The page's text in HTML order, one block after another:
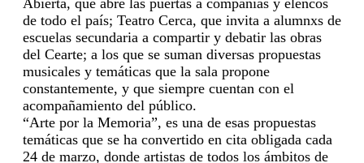
Abierta, que abre las puertas a compañías y elencos
de todo el país; Teatro Cerca, que invita a alumnxs de
escuelas secundaria a compartir y debatir las obras
del Cearte; a los que se suman diversas propuestas
musicales y temáticas que la sala propone
constantemente, y que siempre cuentan con el
acompañamiento del público.
“Arte por la Memoria”, es una de esas propuestas
temáticas que se ha convertido en cita obligada cada
24 de marzo, donde artistas de todos los ámbitos de